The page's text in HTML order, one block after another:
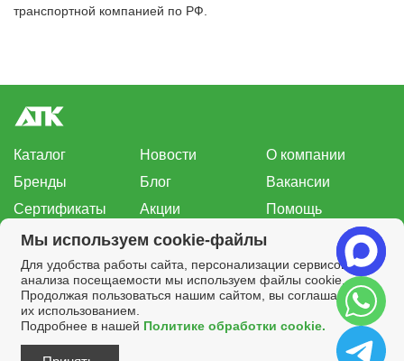
транспортной компанией по РФ.
Каталог Новости
О компании
Бренды
Блог
Вакансии
Сертификаты
Акции
Помощь
Нашли ошибку?
Заказать звонок
8-800-100-20-40
sales@atkomplekt.ru
Все права на материалы, находящиеся на сайте, охраняются в
соответствии с законодательством.
Копирование материалов, только по разрешению владельцев сайта и с
Мы используем cookie-файлы
Для удобства работы сайта, персонализации сервисов и
анализа посещаемости мы используем файлы cookie.
Продолжая пользоваться нашим сайтом, вы соглашаетесь с
их использованием.
Подробнее в нашей Политике обработки cookie.